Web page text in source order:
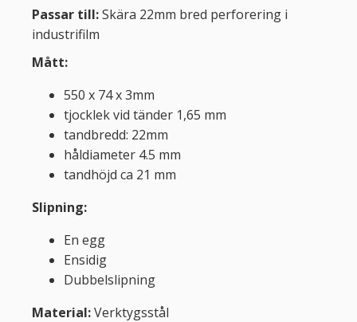
Passar till:Skära 22mm bred perforering i
industrifilm
Mått:
550 x 74 x 3mm
tjocklek vid tänder 1,65 mm
tandbredd: 22mm
håldiameter 4.5 mm
tandhöjd ca 21 mm
Slipning:
En egg
Ensidig
Dubbelslipning
Material:Verktygsstål